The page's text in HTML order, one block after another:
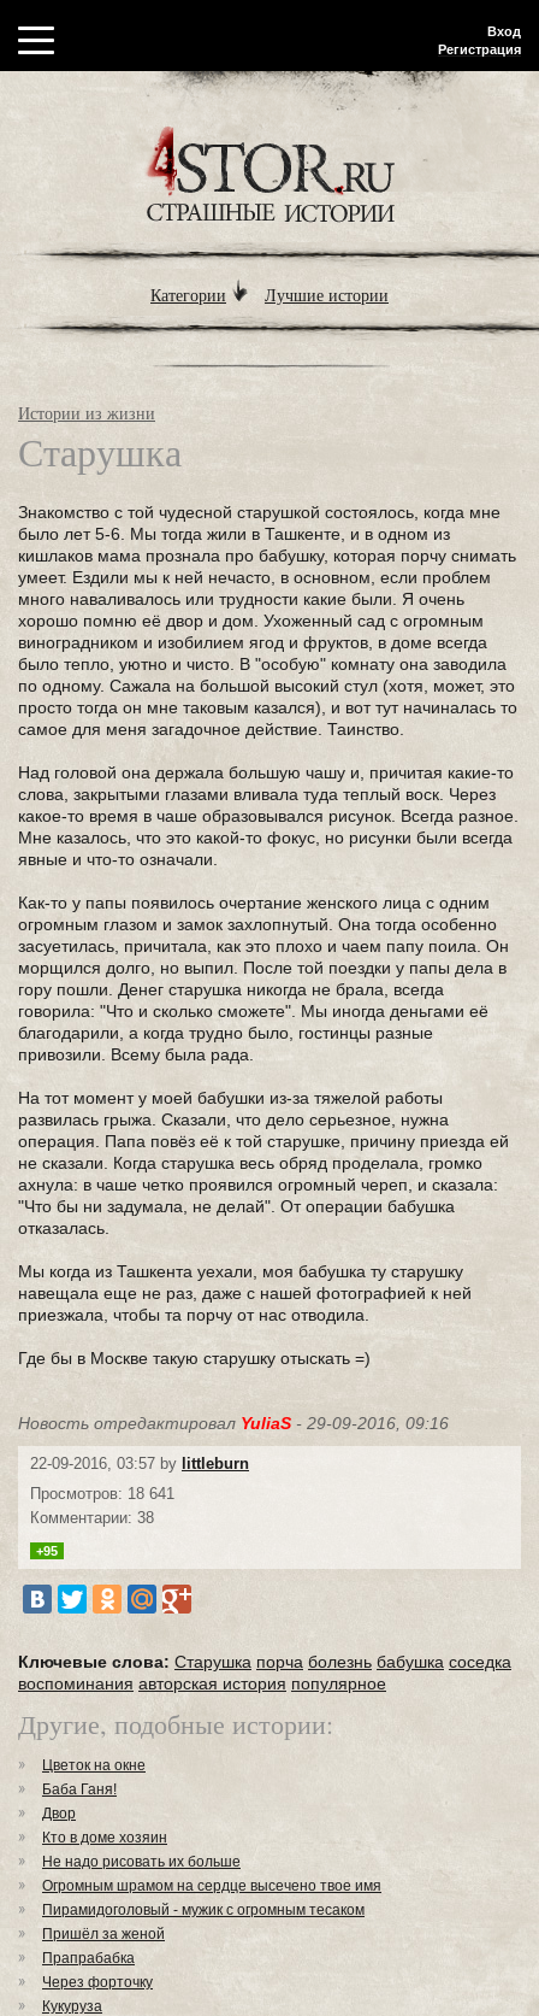
Вход
Регистрация
Категории Лучшие истории
Истории из жизни
Старушка
Знакомство с той чудесной старушкой состоялось, когда мне
было лет 5-6. Мы тогда жили в Ташкенте, и в одном из
кишлаков мама прознала про бабушку, которая порчу снимать
умеет. Ездили мы к ней нечасто, в основном, если проблем
много наваливалось или трудности какие были. Я очень
хорошо помню её двор и дом. Ухоженный сад с огромным
виноградником и изобилием ягод и фруктов, в доме всегда
было тепло, уютно и чисто. В "особую" комнату она заводила
по одному. Сажала на большой высокий стул (хотя, может, это
просто тогда он мне таковым казался), и вот тут начиналась то
самое для меня загадочное действие. Таинство.
Над головой она держала большую чашу и, причитая какие-то
слова, закрытыми глазами вливала туда теплый воск. Через
какое-то время в чаше образовывался рисунок. Всегда разное.
Мне казалось, что это какой-то фокус, но рисунки были всегда
явные и что-то означали.
Как-то у папы появилось очертание женского лица с одним
огромным глазом и замок захлопнутый. Она тогда особенно
засуетилась, причитала, как это плохо и чаем папу поила. Он
морщился долго, но выпил. После той поездки у папы дела в
гору пошли. Денег старушка никогда не брала, всегда
говорила: "Что и сколько сможете". Мы иногда деньгами её
благодарили, а когда трудно было, гостинцы разные
привозили. Всему была рада.
На тот момент у моей бабушки из-за тяжелой работы
развилась грыжа. Сказали, что дело серьезное, нужна
операция. Папа повёз её к той старушке, причину приезда ей
не сказали. Когда старушка весь обряд проделала, громко
ахнула: в чаше четко проявился огромный череп, и сказала:
"Что бы ни задумала, не делай". От операции бабушка
отказалась.
Мы когда из Ташкента уехали, моя бабушка ту старушку
навещала еще не раз, даже с нашей фотографией к ней
приезжала, чтобы та порчу от нас отводила.
Где бы в Москве такую старушку отыскать =)
Новость отредактировал YuliaS - 29-09-2016, 09:16
22-09-2016, 03:57 by littleburn
Просмотров: 18 641
Комментарии: 38
+95
Ключевые слова: Старушка порча болезнь бабушка соседка
воспоминания авторская история популярное
Другие, подобные истории:
Цветок на окне
Баба Ганя!
Двор
Кто в доме хозяин
Не надо рисовать их больше
Огромным шрамом на сердце высечено твое имя
Пирамидоголовый - мужик с огромным тесаком
Пришёл за женой
Прапрабабка
Через форточку
Кукуруза